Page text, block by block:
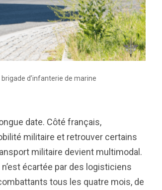
d’infanterie de marine
date. Côté français,
militaire et retrouver certains
militaire devient multimodal.
écartée par des logisticiens
tous les quatre mois, de